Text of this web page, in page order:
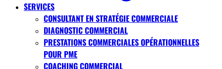
SERVICES
CONSULTANT EN STRATÉGIE COMMERCIALE
DIAGNOSTIC COMMERCIAL
PRESTATIONS COMMERCIALES OPÉRATIONNELLES
POUR PME
COACHING COMMERCIAL